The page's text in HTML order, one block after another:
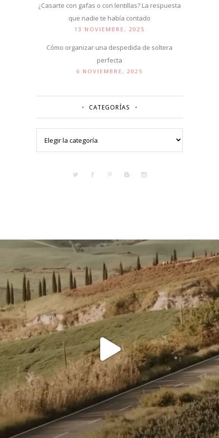
¿Casarte con gafas o con lentillas? La respuesta
que nadie te había contado
13 NOVIEMBRE, 2025
Cómo organizar una despedida de soltera
perfecta
6 NOVIEMBRE, 2025
CATEGORÍAS